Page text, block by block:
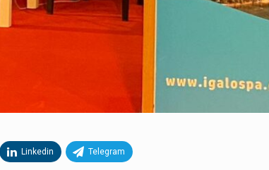
Linkedin Telegram